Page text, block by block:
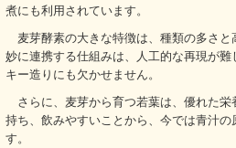
煮にも利用されています。
麦芽酵素の大きな特徴は、種類の多さ
妙に連携する仕組みは、人工的な再現が
キー造りにも欠かせません。
さらに、麦芽から育つ若葉は、優れた
持ち、飲みやすいことから、今では青汁
す。